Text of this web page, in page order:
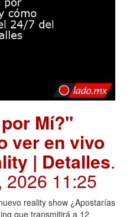
Mí?"
ver en vivo
| Detalles.
2026 11:25
reality show ¿Apostarías
que transmitirá a 12